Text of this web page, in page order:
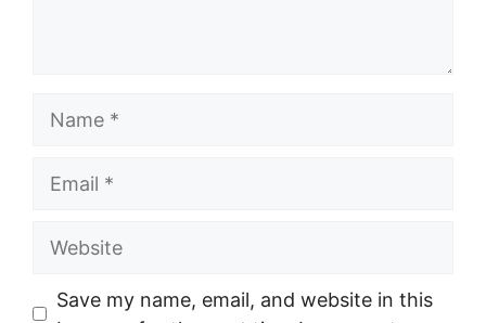
Website
Save my name, email, and website in this